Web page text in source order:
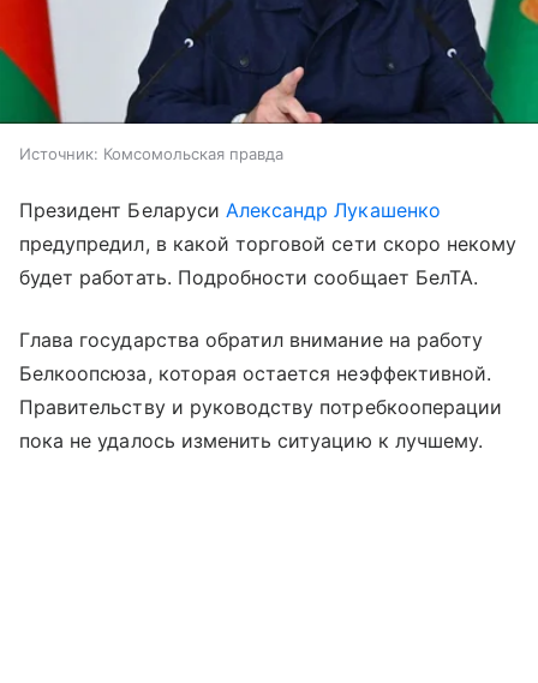
Источник: Комсомольская правда
Президент Беларуси Александр Лукашенко
предупредил, в какой торговой сети скоро некому
будет работать. Подробности сообщает БелТА.
Глава государства обратил внимание на работу
Белкоопсюза, которая остается неэффективной.
Правительству и руководству потребкооперации
пока не удалось изменить ситуацию к лучшему.